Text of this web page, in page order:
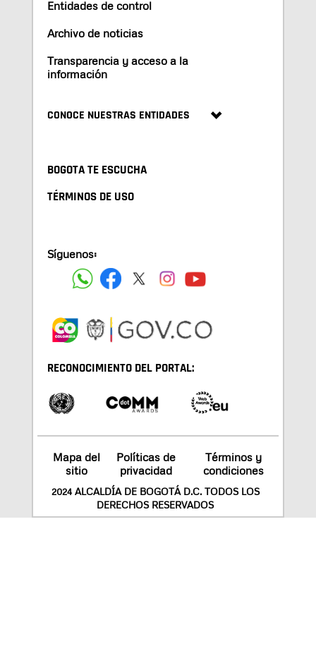
Entidades de control
Archivo de noticias
Transparencia y acceso a la
información
CONOCE NUESTRAS ENTIDADES
BOGOTA TE ESCUCHA
TÉRMINOS DE USO
Síguenos:
RECONOCIMIENTO DEL PORTAL:
Mapa del
sitio
Políticas de
privacidad
Términos y
condiciones
2024 ALCALDÍA DE BOGOTÁ D.C. TODOS LOS
DERECHOS RESERVADOS